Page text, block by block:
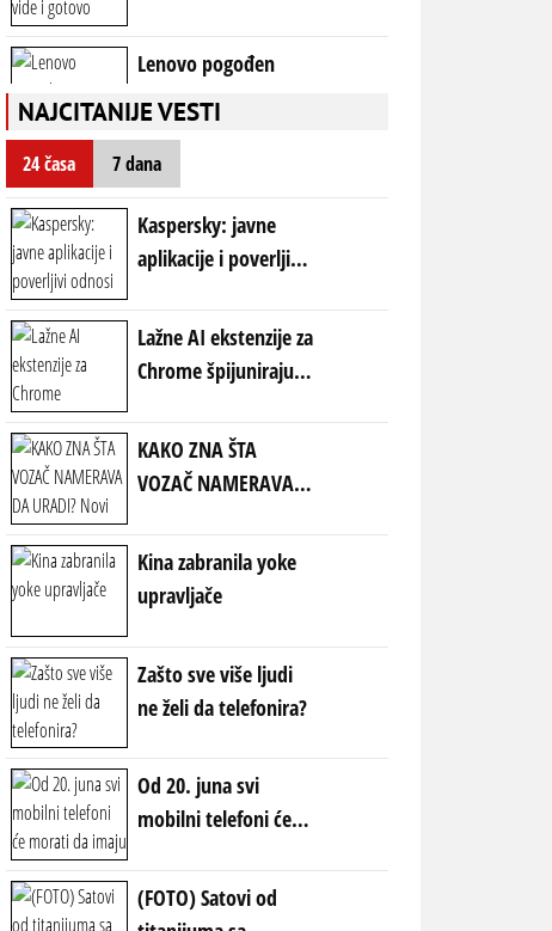
nevidljive stvari
Lenovo pogođen
carinama: profit
pada za 64% uprkos
solidnim prihodima
NAJCITANIJE VESTI
24 časa 7 dana
Kaspersky: javne
aplikacije i poverljivi
sajber napade
Lažne AI ekstenzije za
Chrome špijuniraju
KAKO ZNA ŠTA
VOZAČ NAMERAVA
pokazivač smera na
zadnjem delu auta
zbunio vozače -
revolucija u
saobraćaju?
Kina zabranila yoke
upravljače
Zašto sve više ljudi
ne želi da telefonira?
Od 20. juna svi
mobilni telefoni će
nalepnicu: Nova
pravila EU
(FOTO) Satovi od